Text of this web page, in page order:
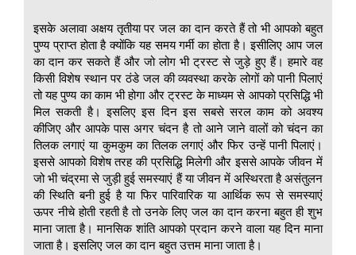
इसके अलावा अक्षय तृतीया पर जल का दान करते हैं तो भी आपको बहुत
पुण्य प्राप्त होता है क्योंकि यह समय गर्मी का होता है। इसीलिए आप जल
का दान कर सकते हैं और जो लोग भी ट्रस्ट से जुड़े हुए हैं। हमारे वह
किसी विशेष स्थान पर ठंडे जल की व्यवस्था करके लोगों को पानी पिलाएं
तो यह पुण्य का काम भी होगा और ट्रस्ट के माध्यम से आपको प्रसिद्धि भी
मिल सकती है। इसलिए इस दिन इस सबसे सरल काम को अवश्य
कीजिए और आपके पास अगर चंदन है तो आने जाने वालों को चंदन का
तिलक लगाएं या कुमकुम का तिलक लगाएं और फिर उन्हें पानी पिलाएं।
इससे आपको विशेष तरह की प्रसिद्धि मिलेगी और इससे आपके जीवन में
जो भी चंद्रमा से जुड़ी हुई समस्याएं हैं या जीवन में अस्थिरता है असंतुलन
की स्थिति बनी हुई है या फिर पारिवारिक या आर्थिक रूप से समस्याएं
ऊपर नीचे होती रहती है तो उनके लिए जल का दान करना बहुत ही शुभ
माना जाता है। मानसिक शांति आपको प्रदान करने वाला यह दिन माना
जाता है। इसलिए जल का दान बहुत उत्तम माना जाता है।